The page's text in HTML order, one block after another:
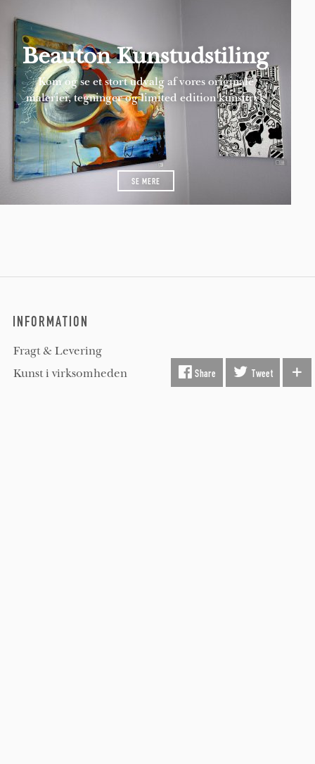
Beauton Kunstudstiling
Kom og se et stort udvalg af vores originale
malerier, tegninger og limited edition kunsttryk
SE MERE
INFORMATION
Fragt & Levering
Kunst i virksomheden
Share Tweet